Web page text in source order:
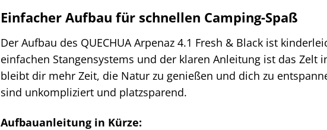
Einfacher Aufbau für schnellen Camping-Spaß
Der Aufbau des QUECHUA Arpenaz 4.1 Fresh & Black ist
einfachen Stangensystems und der klaren Anleitung ist das
bleibt dir mehr Zeit, die Natur zu genießen und dich zu
sind unkompliziert und platzsparend.
Aufbauanleitung in Kürze: